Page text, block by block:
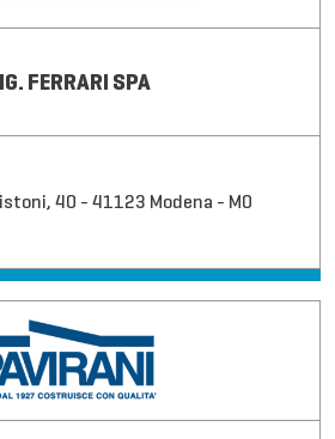
FERRARI SPA
40 - 41123 Modena - MO